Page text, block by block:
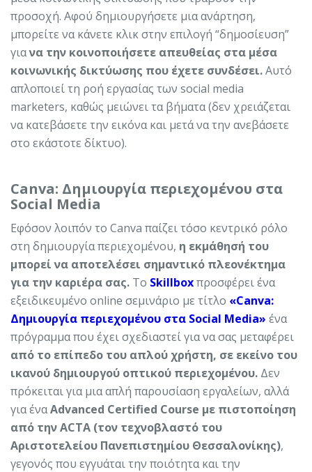
προσοχή. Αφού δημιουργήσετε μια ανάρτηση,
μπορείτε να κάνετε κλικ στην επιλογή “δημοσίευση”
γιανα την κοινοποιήσετε απευθείας στα μέσα
κοινωνικής δικτύωσης που έχετε συνδέσει.Αυτό
απλοποιεί τη ροή εργασίας των social media
marketers, καθώς μειώνει τα βήματα (δεν χρειάζεται
να κατεβάσετε την εικόνα και μετά να την ανεβάσετε
στο εκάστοτε δίκτυο).
Canva: Δημιουργία περιεχομένου στα
Social Media
Εφόσον λοιπόν το Canva παίζει τόσο κεντρικό ρόλο
στη δημιουργία περιεχομένου, η εκμάθησή του
μπορεί να αποτελέσει σημαντικό πλεονέκτημα
για την καριέρα σας. Το Skillboxπροσφέρει ένα
εξειδικευμένο online σεμινάριο με τίτλο «Canva:
Δημιουργία περιεχομένου στα Social Media» ένα
πρόγραμμα που έχει σχεδιαστεί για να σας μεταφέρει
από το επίπεδο του απλού χρήστη, σε εκείνο του
ικανού δημιουργού οπτικού περιεχομένου. Δεν
πρόκειται για μια απλή παρουσίαση εργαλείων, αλλά
για έναAdvanced Certified Course με πιστοποίηση
από την ACTA (τον τεχνοβλαστό του
Αριστοτελείου Πανεπιστημίου Θεσσαλονίκης),
γεγονός που εγγυάται την ποιότητα και την